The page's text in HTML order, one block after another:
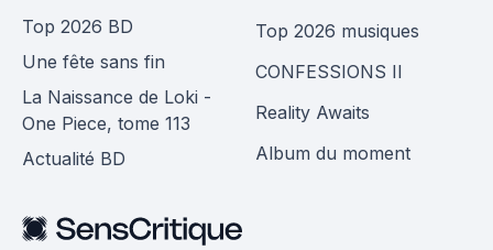
Top 2026 BD
Une fête sans fin
La Naissance de Loki -
One Piece, tome 113
Actualité BD
Top 2026 musiques
CONFESSIONS II
Reality Awaits
Album du moment